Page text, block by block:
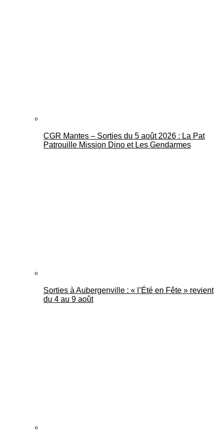
CGR Mantes – Sorties du 5 août 2026 : La Pat
Patrouille Mission Dino et Les Gendarmes
Sorties à Aubergenville : « l’Été en Fête » revient
du 4 au 9 août